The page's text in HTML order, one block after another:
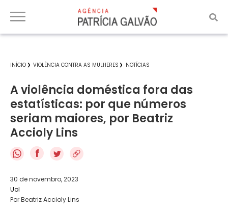
INÍCIO VIOLÊNCIA CONTRA AS MULHERES NOTÍCIAS
A violência doméstica fora das
estatísticas: por que números
seriam maiores, por Beatriz
Accioly Lins
f
30 de novembro, 2023
Uol
Por Beatriz Accioly Lins